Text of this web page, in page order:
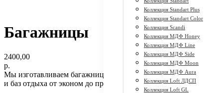
Коллекция Standart Plus
Коллекция Standart Color
Коллекция Scandi
Коллекция МДФ Honey
Коллекция МДФ Line
Коллекция МДФ Side
Коллекция МДФ Moon
Коллекция МДФ Aura
Коллекция Loft ЛДСП
Коллекция Loft GL
Багажницы
2400,00
р.
Мы изготавливаем багажницы для гостиниц, отелей, хостелов
и баз отдыха от эконом до премиум сегмента.